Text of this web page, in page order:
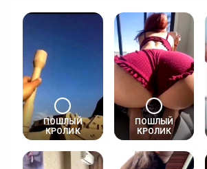
ПОШЛЫЙ
КРОЛИК
ПОШЛЫЙ
КРОЛИК